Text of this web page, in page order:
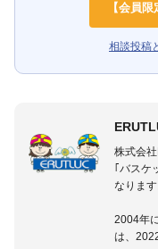
【会員
相談投稿
株式会
｢バスケ
なります
2004年
は、